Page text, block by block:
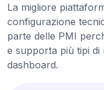
La migliore
configurazione
parte delle PMI
e supporta più tipi
dashboard.